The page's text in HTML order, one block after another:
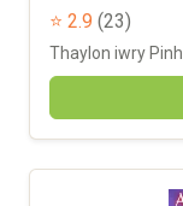
⭐ 2.9 (23)
Thaylon iwry